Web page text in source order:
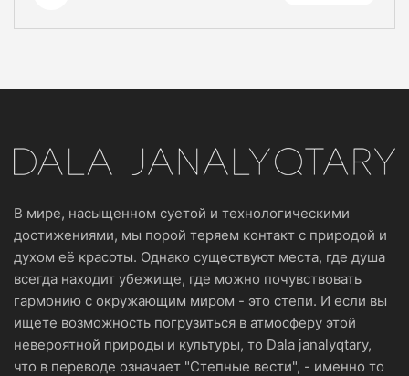
В мире, насыщенном суетой и технологическими
достижениями, мы порой теряем контакт с природой и
духом её красоты. Однако существуют места, где душа
всегда находит убежище, где можно почувствовать
гармонию с окружающим миром - это степи. И если вы
ищете возможность погрузиться в атмосферу этой
невероятной природы и культуры, то Dala janalyqtary,
что в переводе означает "Степные вести", - именно то